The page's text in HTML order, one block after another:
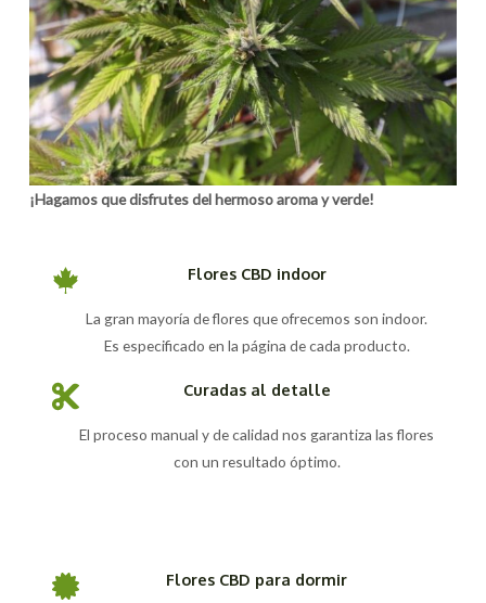
¡Hagamos que disfrutes del hermoso aroma y verde!
Flores CBD indoor
La gran mayoría de flores que ofrecemos son indoor.
Es especificado en la página de cada producto.
Curadas al detalle
El proceso manual y de calidad nos garantiza las flores
con un resultado óptimo.
Flores CBD para dormir